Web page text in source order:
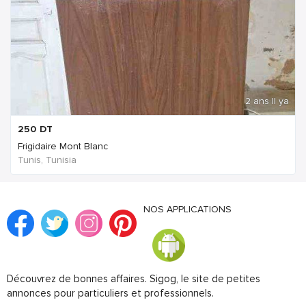
2 ans Il ya
250 DT
Frigidaire Mont Blanc
Tunis, Tunisia
NOS APPLICATIONS
Découvrez de bonnes affaires. Sigog, le site de petites
annonces pour particuliers et professionnels.